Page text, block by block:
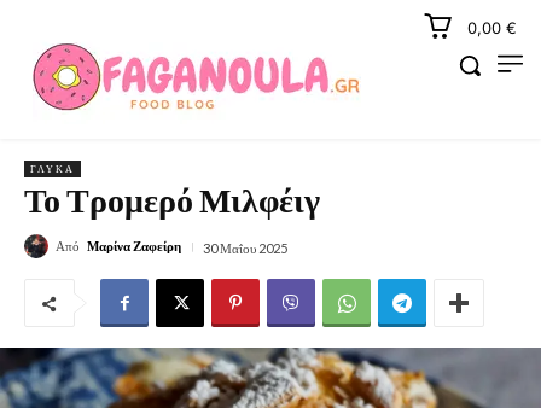
0,00 €
ΓΛΥΚΆ
Το Τρομερό Μιλφέιγ
Από Μαρίνα Ζαφείρη 30 Μαΐου 2025